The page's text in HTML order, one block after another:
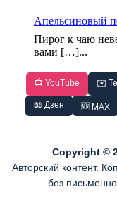
Апельсиновый
Пирог к чаю
вами […]...
📺 YouTube ✉️
📖 Дзен 🆕 MAX
Copyright ©
Авторский контент.
без